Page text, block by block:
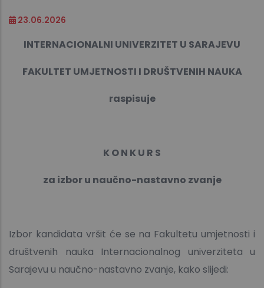
23.06.2026
INTERNACIONALNI UNIVERZITET U SARAJEVU
FAKULTET UMJETNOSTI I DRUŠTVENIH NAUKA
raspisuje
K O N K U R S
za izbor u naučno-nastavno zvanje
Izbor kandidata vršit će se na Fakultetu umjetnosti i
društvenih nauka Internacionalnog univerziteta u
Sarajevu u naučno-nastavno zvanje, kako slijedi: